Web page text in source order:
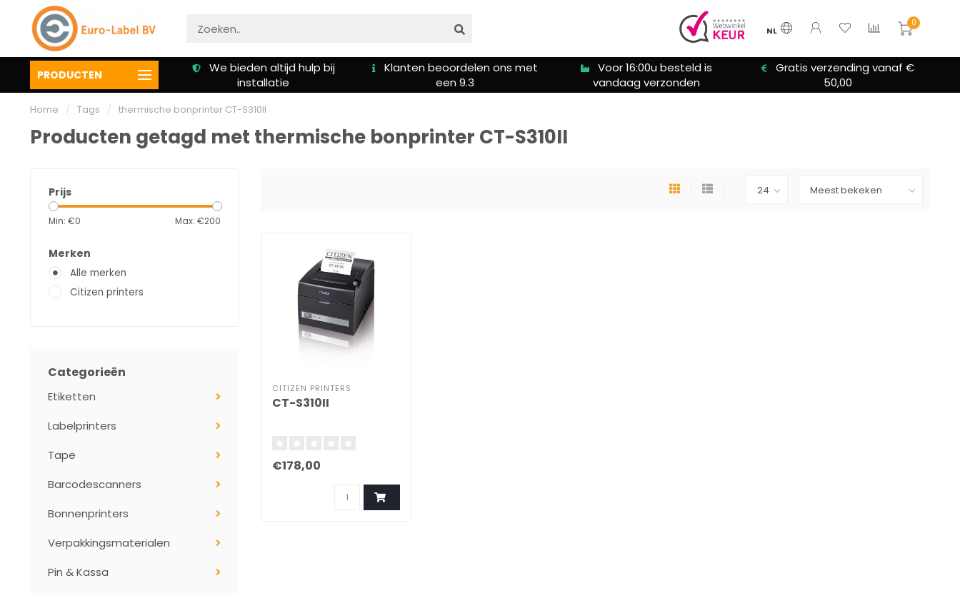
NL
0
PRODUCTEN
Gratis verzending vanaf €
50,00
We bieden altijd hulp bij
installatie
Klanten beoordelen ons met
een 9.3
Voor 16:00u besteld is
vandaag verzonden
Gratis verzending vanaf €
50,00
Home / Tags / thermische bonprinter CT-S310II
Producten getagd met thermische bonprinter CT-S310II
Prijs
Min: €0 Max: €200
Merken
Alle merken
Citizen printers
Categorieën
Etiketten
Labelprinters
Tape
Barcodescanners
Bonnenprinters
Verpakkingsmaterialen
Pin & Kassa
CITIZEN PRINTERS
CT-S310II
€178,00